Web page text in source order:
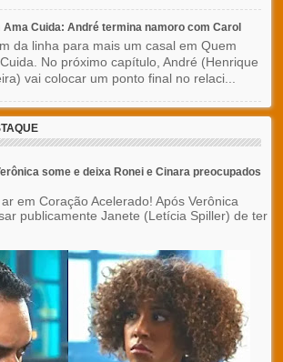
Ama Cuida: André termina namoro com Carol
da linha para mais um casal em Quem
No próximo capítulo, André (Henrique
vai colocar um ponto final no relaci...
some e deixa Ronei e Cinara preocupados
em Coração Acelerado! Após Verônica
publicamente Janete (Letícia Spiller) de ter